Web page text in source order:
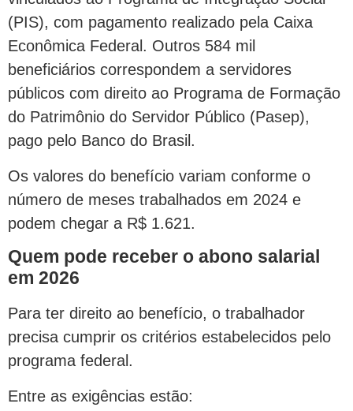
(PIS), com pagamento realizado pela Caixa
Econômica Federal. Outros 584 mil
beneficiários correspondem a servidores
públicos com direito ao Programa de Formação
do Patrimônio do Servidor Público (Pasep),
pago pelo Banco do Brasil.
Os valores do benefício variam conforme o
número de meses trabalhados em 2024 e
podem chegar a R$ 1.621.
Quem pode receber o abono salarial
em 2026
Para ter direito ao benefício, o trabalhador
precisa cumprir os critérios estabelecidos pelo
programa federal.
Entre as exigências estão: